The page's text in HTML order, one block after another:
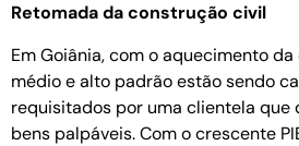
Retomada da construção civil
Em Goiânia, com o aquecimento
médio e alto padrão estão sendo
requisitados por uma clientela que
bens palpáveis. Com o crescente